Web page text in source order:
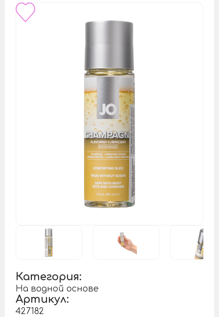
Категория:
На водной основе
Артикул:
427182